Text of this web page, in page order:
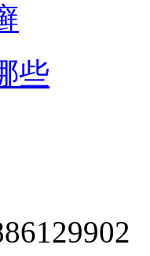
些